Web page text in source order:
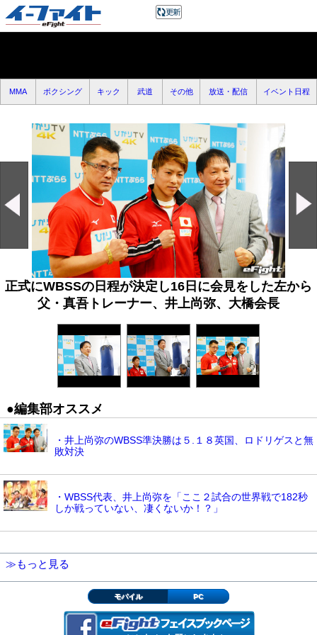
MMA ボクシング キック 武道 その他 放送・配信 イベント日程
正式にWBSSの日程が決定し16日に会見をした左から
父・真吾トレーナー、井上尚弥、大橋会長
●編集部オススメ
・井上尚弥のWBSS準決勝は５.１８英国、ロドリゲスと無
敗対決
・WBSS代表、井上尚弥を「ここ２試合の世界戦で182秒
しか戦っていない、凄くないか！？」
≫もっと見る
モバイル PC